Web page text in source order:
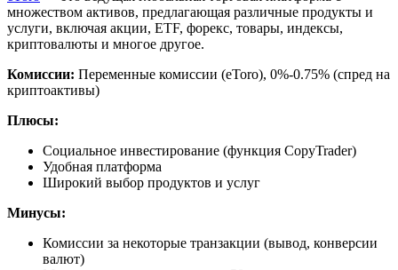
множеством активов, предлагающая различные продукты и
услуги, включая акции, ETF, форекс, товары, индексы,
криптовалюты и многое другое.
Комиссии: Переменные комиссии (eToro), 0%-0.75% (спред на
криптоактивы)
Плюсы:
Социальное инвестирование (функция CopyTrader)
Удобная платформа
Широкий выбор продуктов и услуг
Минусы:
Комиссии за некоторые транзакции (вывод, конверсии
валют)